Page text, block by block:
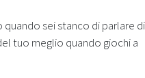
sei stanco di parlare di
tuo meglio quando giochi a